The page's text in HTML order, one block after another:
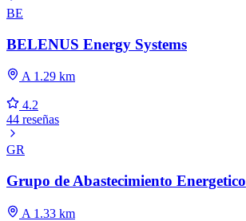
BE
BELENUS Energy Systems
A 1.29 km
4.2
44 reseñas
GR
Grupo de Abastecimiento Energetico
A 1.33 km